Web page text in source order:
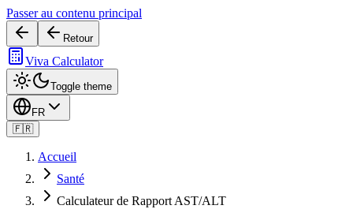
Passer au contenu principal
Retour
Viva Calculator
Toggle theme
FR
🇫🇷
Accueil
Santé
Calculateur de Rapport AST/ALT